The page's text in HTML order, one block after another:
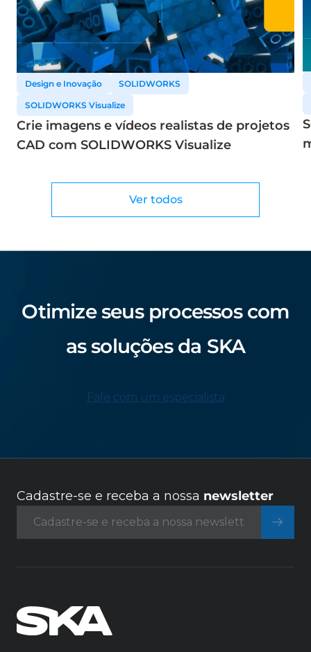
Ver todos
Design e Inovação SOLIDWORKS
SOLIDWORKS Visualize
Crie imagens e vídeos realistas de projetos
CAD com SOLIDWORKS Visualize
Otimize seus processos com
as soluções da SKA
Fale com um especialista
Cadastre-se e receba a nossa newsletter